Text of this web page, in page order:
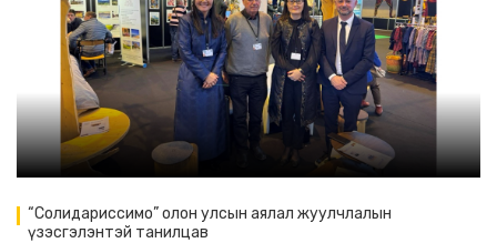
“Солидариссимо” олон улсын аялал жуулчлалын
үзэсгэлэнтэй танилцав